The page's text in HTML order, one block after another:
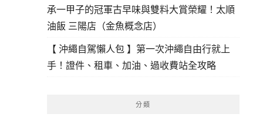
承一甲子的冠軍古早味與雙料大賞榮耀！太順
油飯 三陽店（金魚概念店）
【 沖繩自駕懶人包 】第一次沖繩自由行就上
手！證件、租車、加油、過收費站全攻略
分類